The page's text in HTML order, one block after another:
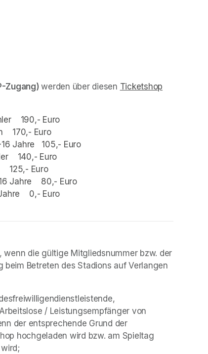
Zugang) werden über diesen Ticketshop
190,- Euro
170,- Euro
Jahre   105,- Euro
140,- Euro
125,- Euro
Jahre    80,- Euro
0,- Euro
die gültige Mitgliedsnummer bzw. der
Betreten des Stadions auf Verlangen
/ Leistungsempfänger von
der entsprechende Grund der
hochgeladen wird bzw. am Spieltag